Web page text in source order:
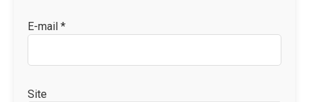
E-mail *
Site